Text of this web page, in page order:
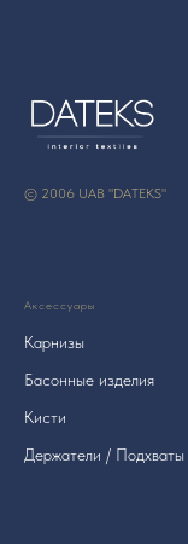
© 2006 UAB "DATEKS"
Аксессуары
Карнизы
Басонные изделия
Кисти
Держатели / Подхваты